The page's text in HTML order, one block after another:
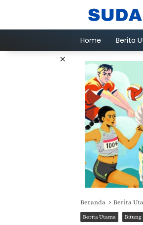
Home Berita
×
Beranda Berita
Berita Utama Bitung